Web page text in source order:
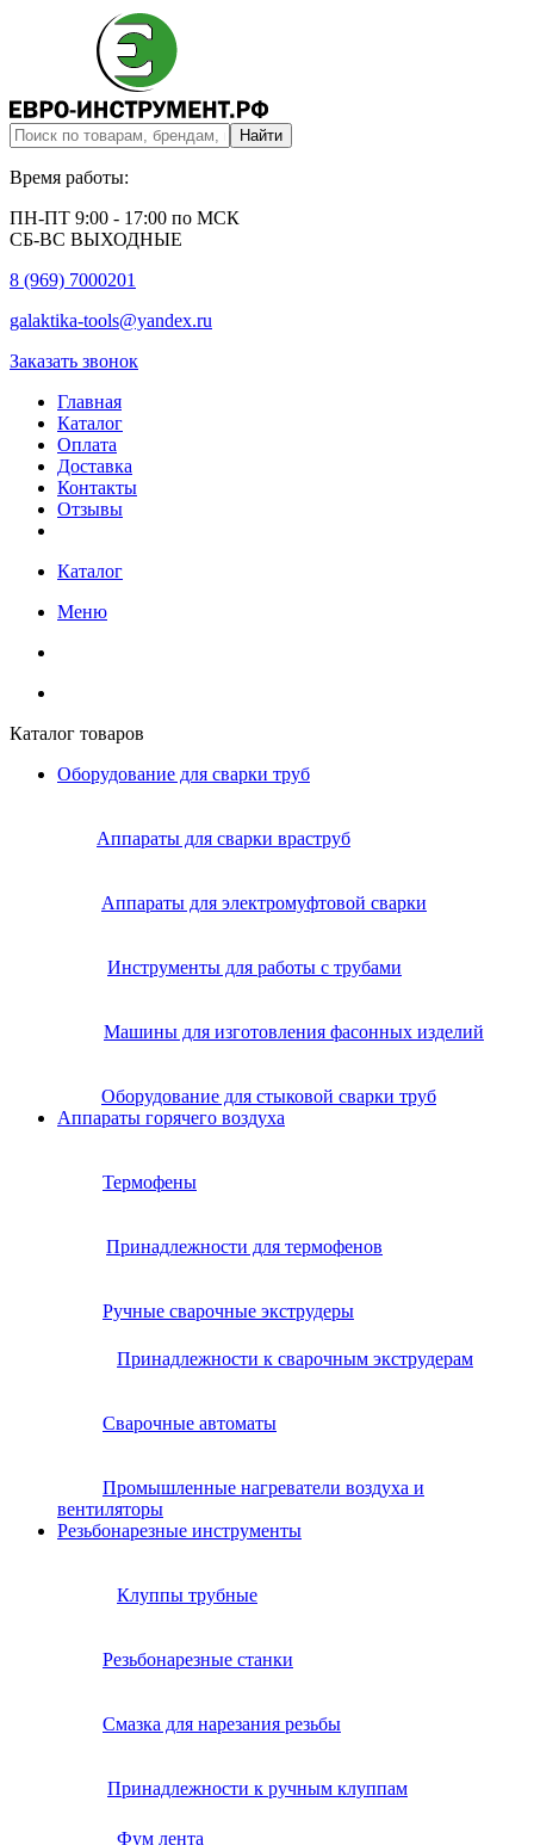
Время работы:
ПН-ПТ 9:00 - 17:00 по МСК
СБ-ВС ВЫХОДНЫЕ
8 (969) 7000201
galaktika-tools@yandex.ru
Заказать звонок
Главная
Каталог
Оплата
Доставка
Контакты
Отзывы
Каталог
Меню
Каталог товаров
Оборудование для сварки труб
Аппараты для сварки враструб
Аппараты для электромуфтовой сварки
Инструменты для работы с трубами
Машины для изготовления фасонных изделий
Оборудование для стыковой сварки труб
Аппараты горячего воздуха
Термофены
Принадлежности для термофенов
Ручные сварочные экструдеры
Принадлежности к сварочным экструдерам
Сварочные автоматы
Промышленные нагреватели воздуха и
вентиляторы
Резьбонарезные инструменты
Клуппы трубные
Резьбонарезные станки
Смазка для нарезания резьбы
Принадлежности к ручным клуппам
Фум лента